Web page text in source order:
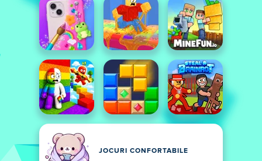
JOCURI CONFORTABILE